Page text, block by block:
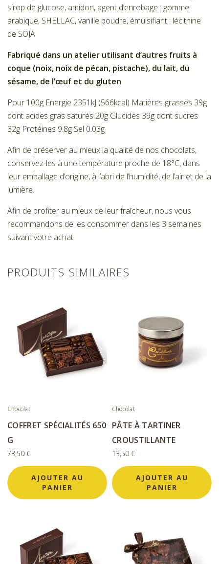
sirop de glucose, amidon, agent d’enrobage : gomme
arabique, SHELLAC, vanille poudre, émulsifiant : lécithine
de SOJA
Fabriqué dans un atelier utilisant d’autres fruits à
coque (noix, noix de pécan, pistache), du lait, du
sésame, de l’œuf et du gluten
Pour 100g Energie 2351kJ (566kcal) Matières grasses 39g
dont acides gras saturés 20g Glucides 39g dont sucres
32g Protéines 9.8g Sel 0.03g
Afin de préserver au mieux la qualité de nos chocolats,
conservez-les à une température proche de 18°C, dans
leur emballage d’origine, à l’abri de l’humidité, de l’air et de la
lumière.
Afin de profiter au mieux de leur fraîcheur, nous vous
recommandons de les consommer dans les 3 semaines
suivant votre achat.
PRODUITS SIMILAIRES
Chocolat
COFFRET SPÉCIALITÉS 650
G
73,50 €
AJOUTER AU
PANIER
Chocolat
PÂTE À TARTINER
CROUSTILLANTE
13,50 €
AJOUTER AU
PANIER